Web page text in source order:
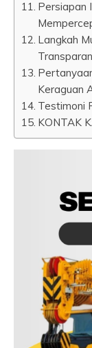
Persiapan
Langkah
Keraguan
Testimoni
KONTAK